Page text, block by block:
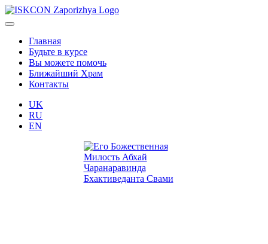
Главная
Будьте в курсе
Вы можете помочь
Ближайший Храм
Контакты
UK
RU
EN